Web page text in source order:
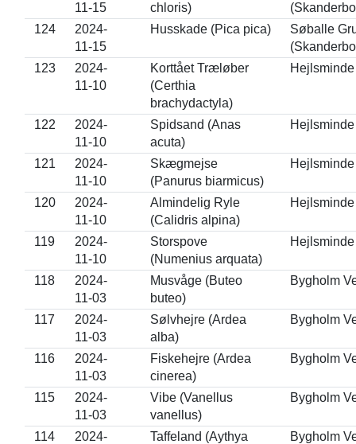
11-15
chloris)
124
2024-
11-15
Husskade (Pica pica)
Søballe
123
2024-
11-10
Korttået Træløber
(Certhia
brachydactyla)
122
2024-
11-10
Spidsand (Anas
acuta)
121
2024-
11-10
Skægmejse
(Panurus biarmicus)
120
2024-
11-10
Almindelig Ryle
(Calidris alpina)
119
2024-
11-10
Storspove
(Numenius arquata)
118
2024-
11-03
Musvåge (Buteo
buteo)
Bygholm
117
2024-
11-03
Sølvhejre (Ardea
alba)
Bygholm
116
2024-
11-03
Fiskehejre (Ardea
cinerea)
Bygholm
115
2024-
11-03
Vibe (Vanellus
vanellus)
Bygholm
114
2024-
Taffeland (Aythya
Bygholm